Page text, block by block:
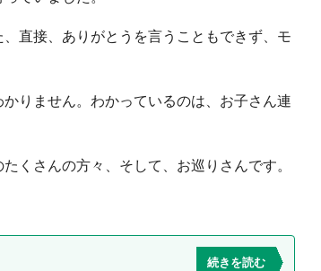
直接、ありがとうを言うこともできず、モ
りません。わかっているのは、お子さん連
くさんの方々、そして、お巡りさんです。
続きを読む